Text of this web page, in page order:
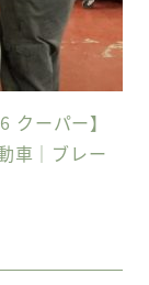
クーパー】
車｜ブレー